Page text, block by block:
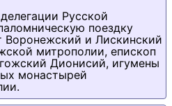
Русской
поездку
и Лискинский
митрополии, епископ
Дионисий, игумены
монастырей